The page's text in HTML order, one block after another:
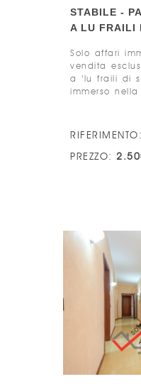
STABILE -
A LU FRAILI
Solo affari
vendita
a ‘lu fraili di
immerso nella
RIFERIMENTO:
PREZZO: